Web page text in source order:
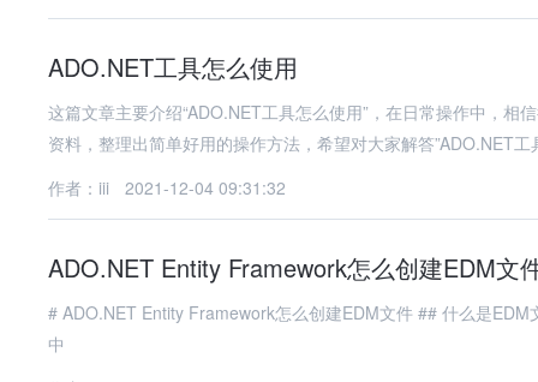
ADO.NET工具怎么使用
这篇文章主要介绍“ADO.NET工具怎么使用”，在日常操作中，
资料，整理出简单好用的操作方法，希望对大家解答”ADO.NET工
作者：iii
2021-12-04 09:31:32
ADO.NET Entity Framework怎么创建EDM文
# ADO.NET Entity Framework怎么创建EDM文件 ## 什么是EDM文件 EDM（Entity Data Model）文件是ADO.NET Entity Framework
中